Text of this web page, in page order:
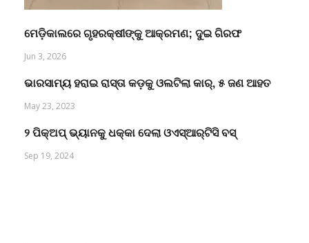
ମେଡ଼ିକାଲରେ ଗୃହରକ୍ଷୀଙ୍କୁ ଆକ୍ରମଣ; ଦୁଇ ଗିରଫ
Jun 3, 2026
ଭାରସାମ୍ୟ ହରାଇ ରାସ୍ତା କଡ଼କୁ ଓଲଟିଲା କାର୍, ୫ ଜଣ ଆହତ
May 23, 2023
୨ ପିକ୍‌ଅପ୍ ଭ୍ୟାନକୁ ଧକ୍କା ଦେଲା ଓଏସ୍‌ଆର୍‌ଟିସି ବସ୍‌
Sep 19, 2024